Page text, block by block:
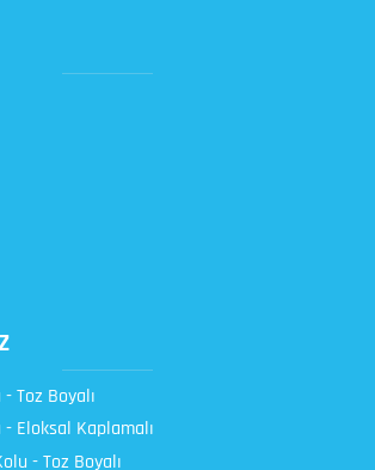
- Toz Boyalı
- Eloksal Kaplamalı
- Toz Boyalı